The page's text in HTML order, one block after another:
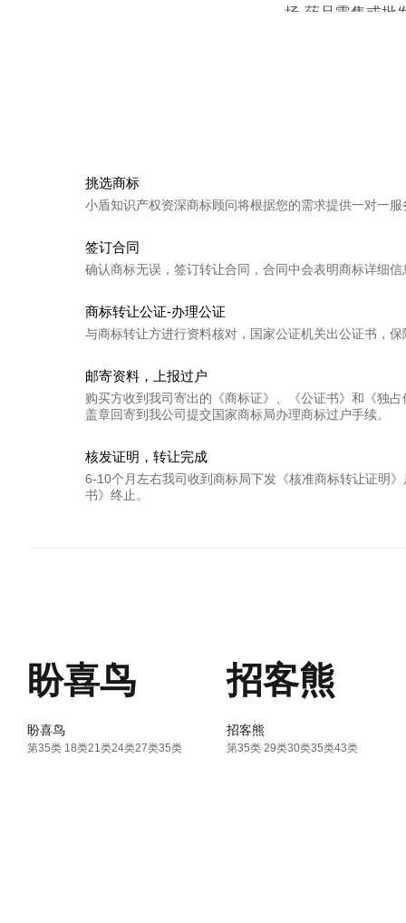
场,药品零售或批
挑选商标
小盾知识产权资深商标顾问将根据您的需求提供一对一
签订合同
确认商标无误，签订转让合同，合同中会表明商标详细
商标转让公证-办理公证
与商标转让方进行资料核对，国家公证机关出公证书，
邮寄资料，上报过户
购买方收到我司寄出的《商标证》、《公证书》和《独
盖章回寄到我公司提交国家商标局办理商标过户手续。
核发证明，转让完成
6-10个月左右我司收到商标局下发《核准商标转让证明
书》终止。
盼喜鸟
盼喜鸟
第35类 18类21类24类27类35类
招客熊
招客熊
第35类 29类30类35类43类